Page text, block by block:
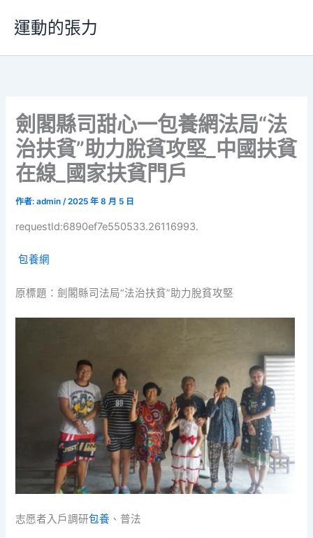
要
運動的張力
劍閣縣司甜心一包養網法局“法
治扶貧”助力脫貧攻堅_中國扶貧
在線_國家扶貧門戶
作者:admin/2025 年 8 月 5 日
requestId:6890ef7e550533.26116993.
包養網
原標題：劍閣縣司法局“法治扶貧”助力脫貧攻堅
志愿者入戶調研包養 、普法